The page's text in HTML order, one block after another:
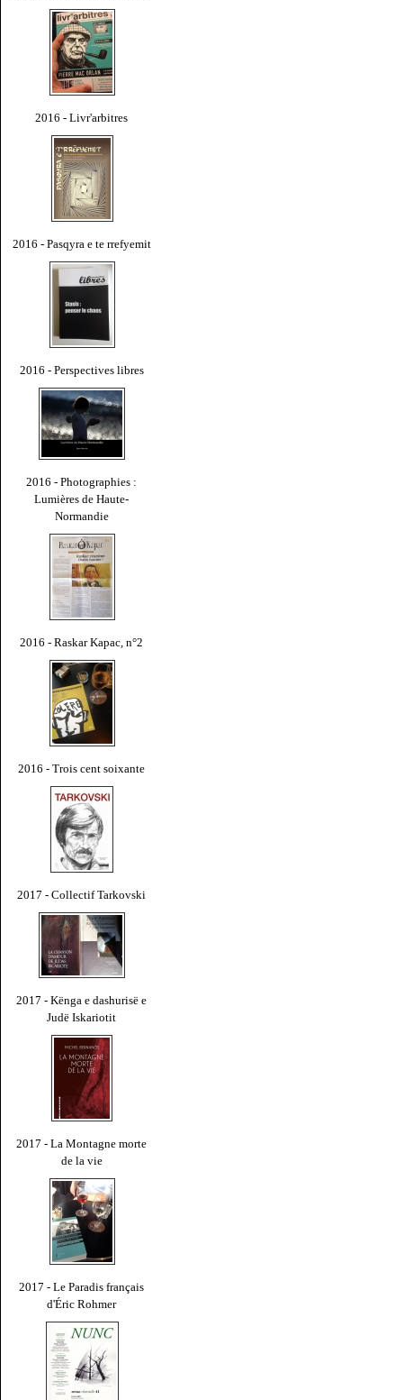
2016 - Livr'arbitres
2016 - Pasqyra e te rrefyemit
2016 - Perspectives libres
2016 - Photographies :
Lumières de Haute-
Normandie
2016 - Raskar Kapac, n°2
2016 - Trois cent soixante
2017 - Collectif Tarkovski
2017 - Kënga e dashurisë e
Judë Iskariotit
2017 - La Montagne morte
de la vie
2017 - Le Paradis français
d'Éric Rohmer